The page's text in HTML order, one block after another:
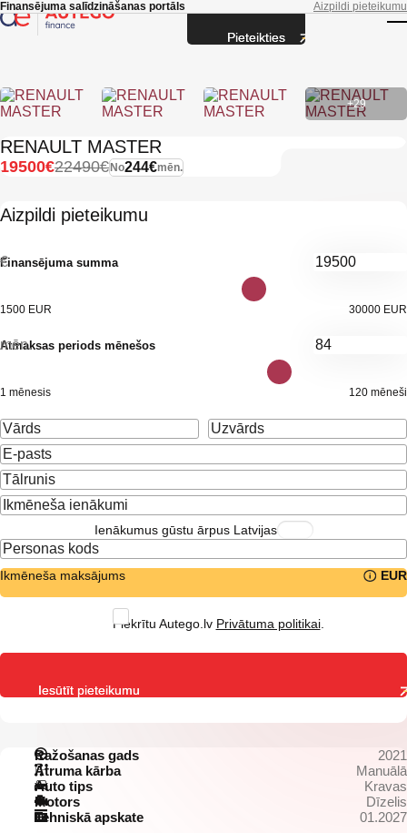
Skip to main content
Finansējuma salīdzināšanas portāls Aizpildi pieteikumu
+29
RENAULT MASTER
No244€mēn.
22490€
19500€
Aizpildi pieteikumu
Finansējuma summa
€
1500 EUR 30000 EUR
Atmaksas periods mēnešos
mēn.
1 mēnesis 120 mēneši
Ienākumus gūstu ārpus Latvijas
Ikmēneša maksājums EUR
Piekrītu Autego.lv Privātuma politikai.
Ražošanas gads
2021
Ātruma kārba
Manuālā
Auto tips
Kravas
Motors
Dīzelis
Tehniskā apskate
01.2027